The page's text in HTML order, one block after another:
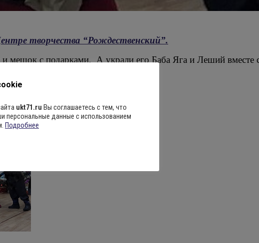
творчества “Рождественский”.
мешок с подарками. А украли его Баба Яга и Леший вместе
их и устроили настоящий праздник!
ukt71.ru Вы соглашаетесь с тем, что
персональные данные с использованием
Подробнее